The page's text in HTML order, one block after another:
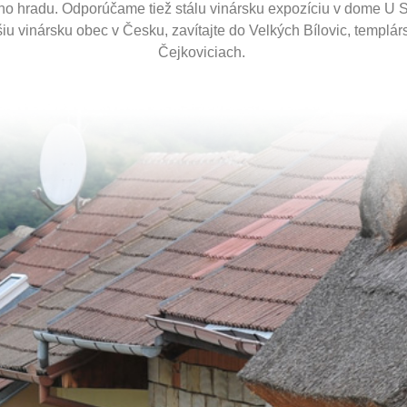
hradu. Odporúčame tiež stálu vinársku expozíciu v dome U
vinársku obec v Česku, zavítajte do Velkých Bílovic,
Čejkoviciach.